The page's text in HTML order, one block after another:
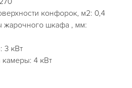
конфорок, м2: 0,4
жарочного шкафа , мм:
3 кВт
4 кВт